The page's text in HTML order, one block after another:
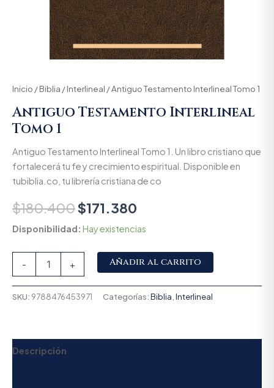
Inicio /Biblia /Interlineal / Antiguo Testamento Interlineal Tomo 1
Antiguo Testamento Interlineal
Tomo 1
Antiguo Testamento Interlineal Tomo 1. Un libro cristiano que
fortalecerá tu fe y crecimiento espiritual. Disponible en
tubiblia.co, tu librería cristiana de co
$180.400$171.380
Disponibilidad: Hay existencias
- + Añadir al carrito
SKU: 9788476453971 Categorías:Biblia Interlineal
Descripción